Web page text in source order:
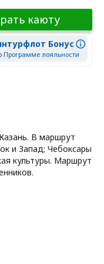
каюту
Бонус
Программе лояльности
В маршрут
и Запад; Чебоксары
культуры. Маршрут